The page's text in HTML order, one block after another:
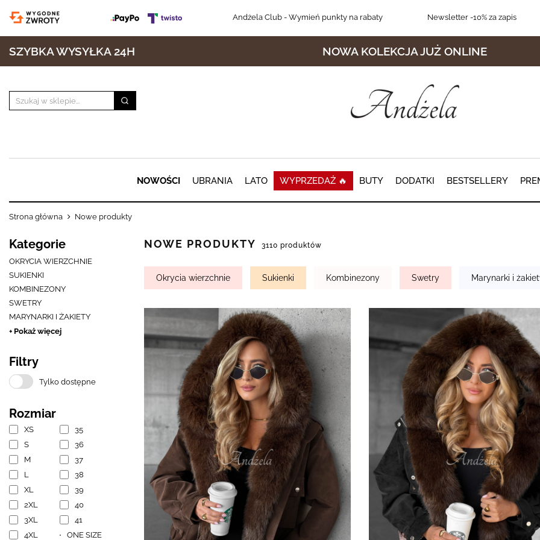
Andżela Club- Wymień punkty na rabaty Newsletter-10% za zapis
SZYBKA WYSYŁKA 24H NOWA KOLEKCJA JUŻ ONLINE
NOWOŚCI UBRANIA LATO WYPRZEDAŻ 🔥 BUTY DODATKI BESTSELLERY
Strona główna Nowe produkty
Kategorie
OKRYCIA WIERZCHNIE
SUKIENKI
KOMBINEZONY
SWETRY
MARYNARKI I ŻAKIETY
+ Pokaż więcej
Filtry
Tylko dostępne
Rozmiar
XS
S
M
L
XL
2XL
3XL
4XL
35
36
37
38
39
40
41
ONE SIZE
NOWE PRODUKTY 3110 produktów
Okrycia wierzchnie Sukienki Kombinezony Swetry Marynarki i